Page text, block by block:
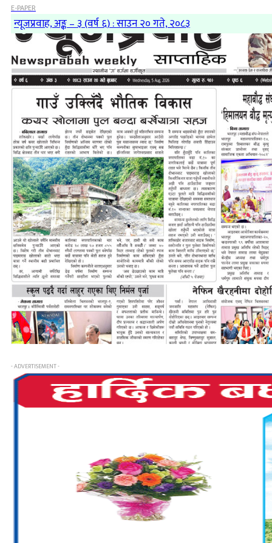
E-PAPER
न्यूजप्रवाह, अङ्क – ३ (वर्ष ६) : साउन २० गते, २०८३
- ADVERTISEMENT -